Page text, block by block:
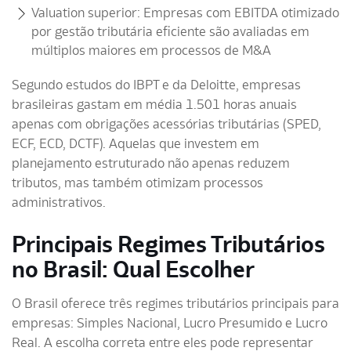
Valuation superior: Empresas com EBITDA otimizado
por gestão tributária eficiente são avaliadas em
múltiplos maiores em processos de M&A
Segundo estudos do IBPT e da Deloitte, empresas
brasileiras gastam em média 1.501 horas anuais
apenas com obrigações acessórias tributárias (SPED,
ECF, ECD, DCTF). Aquelas que investem em
planejamento estruturado não apenas reduzem
tributos, mas também otimizam processos
administrativos.
Principais Regimes Tributários
no Brasil: Qual Escolher
O Brasil oferece três regimes tributários principais para
empresas: Simples Nacional, Lucro Presumido e Lucro
Real. A escolha correta entre eles pode representar